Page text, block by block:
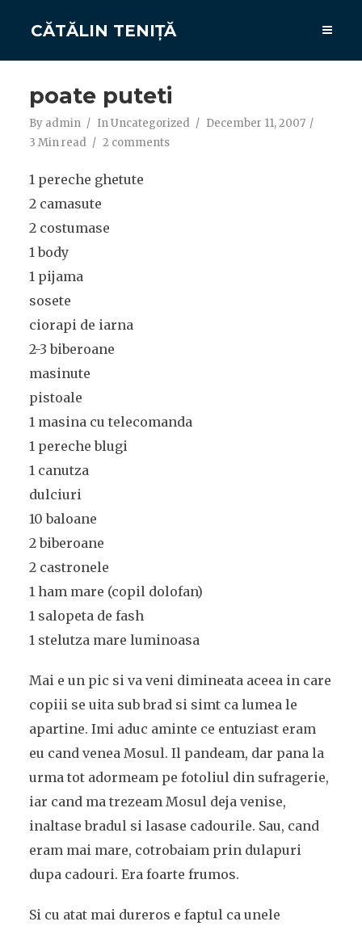
CĂTĂLIN TENIȚĂ
poate puteti
By admin InUncategorized
December 11, 2007
3 Min read
2 comments
1 pereche ghetute
2 camasute
2 costumase
1 body
1 pijama
sosete
ciorapi de iarna
2-3 biberoane
masinute
pistoale
1 masina cu telecomanda
1 pereche blugi
1 canutza
dulciuri
10 baloane
2 biberoane
2 castronele
1 ham mare (copil dolofan)
1 salopeta de fash
1 stelutza mare luminoasa
Mai e un pic si va veni dimineata aceea in care
copiii se uita sub brad si simt ca lumea le
apartine. Imi aduc aminte ce entuziast eram
eu cand venea Mosul. Il pandeam, dar pana la
urma tot adormeam pe fotoliul din sufragerie,
iar cand ma trezeam Mosul deja venise,
inaltase bradul si lasase cadourile. Sau, cand
eram mai mare, cotrobaiam prin dulapuri
dupa cadouri. Era foarte frumos.
Si cu atat mai dureros e faptul ca unele